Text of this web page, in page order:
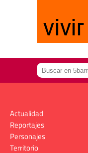
Actualidad
Reportajes
Personajes
Territorio